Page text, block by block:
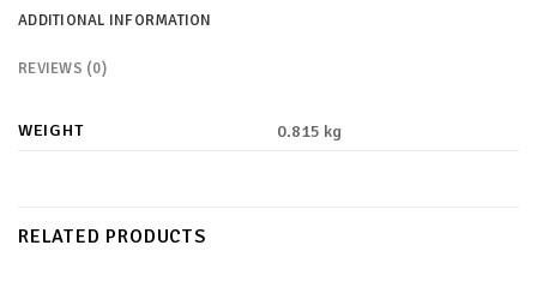
ADDITIONAL INFORMATION
REVIEWS (0)
WEIGHT 0.815 kg
RELATED PRODUCTS